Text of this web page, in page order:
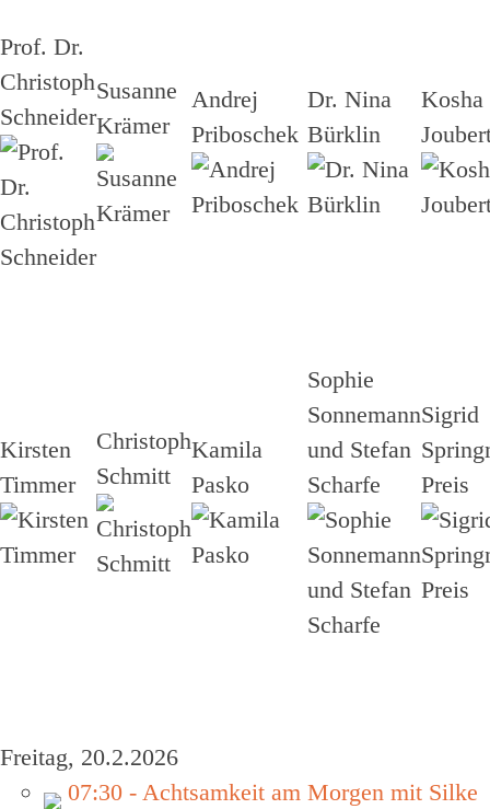
Prof. Dr.
Christoph
Schneider
Susanne
Krämer
Andrej
Priboschek
Dr. Nina
Bürklin
Kosha
Kirsten
Timmer
Christoph
Schmitt
Kamila
Pasko
Sophie
Sonnemann
und Stefan
Scharfe
Sigrid
Preis
Freitag, 20.2.2026
07:30 - Achtsamkeit am Morgen mit Silke